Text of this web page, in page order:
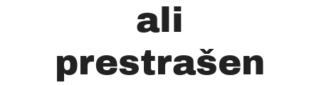
ali
prestrašen